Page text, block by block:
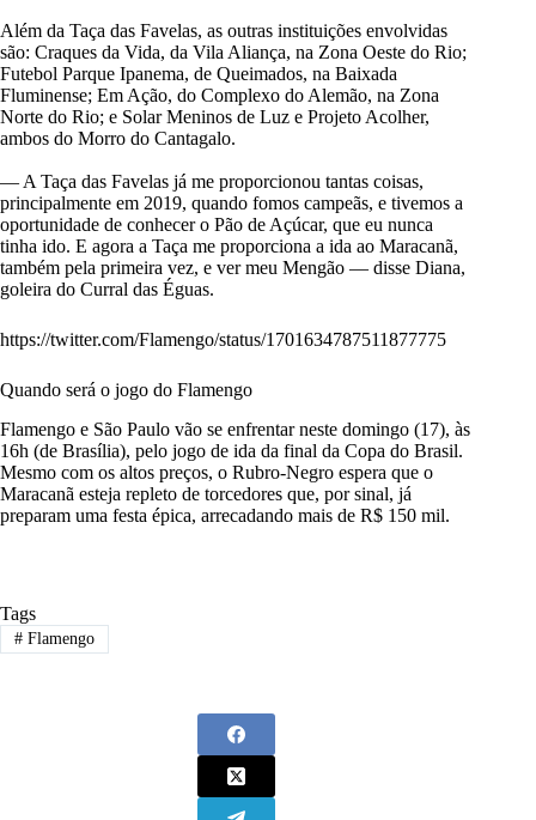
Além da Taça das Favelas, as outras instituições envolvidas
são: Craques da Vida, da Vila Aliança, na Zona Oeste do Rio;
Futebol Parque Ipanema, de Queimados, na Baixada
Fluminense; Em Ação, do Complexo do Alemão, na Zona
Norte do Rio; e Solar Meninos de Luz e Projeto Acolher,
ambos do Morro do Cantagalo.
— A Taça das Favelas já me proporcionou tantas coisas,
principalmente em 2019, quando fomos campeãs, e tivemos a
oportunidade de conhecer o Pão de Açúcar, que eu nunca
tinha ido. E agora a Taça me proporciona a ida ao Maracanã,
também pela primeira vez, e ver meu Mengão — disse Diana,
goleira do Curral das Éguas.
https://twitter.com/Flamengo/status/1701634787511877775
Quando será o jogo do Flamengo
Flamengo e São Paulo vão se enfrentar neste domingo (17), às
16h (de Brasília), pelo jogo de ida da final da Copa do Brasil.
Mesmo com os altos preços, o Rubro-Negro espera que o
Maracanã esteja repleto de torcedores que, por sinal, já
preparam uma festa épica, arrecadando mais de R$ 150 mil.
Tags
#Flamengo